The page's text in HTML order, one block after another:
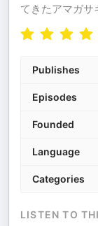
てきたアマガサ
Publishes
Episodes
Founded
Language
Categories
LISTEN TO